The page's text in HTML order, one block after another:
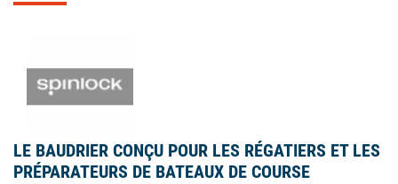
LE BAUDRIER CONÇU POUR LES RÉGATIERS ET LES
PRÉPARATEURS DE BATEAUX DE COURSE